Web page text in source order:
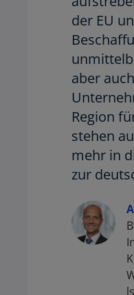
der EU
aber
Region
stehen
mehr in
zur